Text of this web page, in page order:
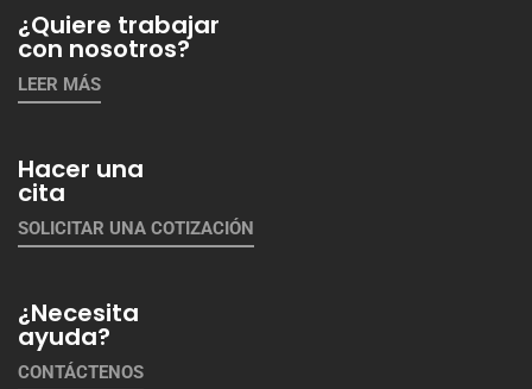
¿Quiere trabajar
con nosotros?
LEER MÁS
Hacer una
cita
SOLICITAR UNA COTIZACIÓN
¿Necesita
ayuda?
CONTÁCTENOS